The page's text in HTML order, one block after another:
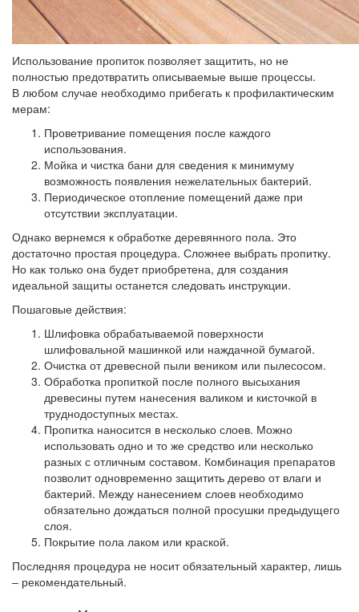
Использование пропиток позволяет защитить, но не
полностью предотвратить описываемые выше процессы.
В любом случае необходимо прибегать к профилактическим
мерам:
Проветривание помещения после каждого
использования.
Мойка и чистка бани для сведения к минимуму
возможность появления нежелательных бактерий.
Периодическое отопление помещений даже при
отсутствии эксплуатации.
Однако вернемся к обработке деревянного пола. Это
достаточно простая процедура. Сложнее выбрать пропитку.
Но как только она будет приобретена, для создания
идеальной защиты останется следовать инструкции.
Пошаговые действия:
Шлифовка обрабатываемой поверхности
шлифовальной машинкой или наждачной бумагой.
Очистка от древесной пыли веником или пылесосом.
Обработка пропиткой после полного высыхания
древесины путем нанесения валиком и кисточкой в
труднодоступных местах.
Пропитка наносится в несколько слоев. Можно
использовать одно и то же средство или несколько
разных с отличным составом. Комбинация препаратов
позволит одновременно защитить дерево от влаги и
бактерий. Между нанесением слоев необходимо
обязательно дождаться полной просушки предыдущего
слоя.
Покрытие пола лаком или краской.
Последняя процедура не носит обязательный характер, лишь
– рекомендательный.